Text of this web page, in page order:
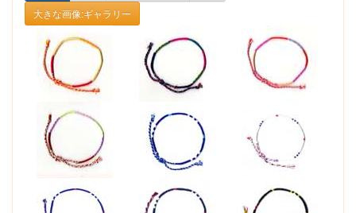
大きな画像:ギャラリー